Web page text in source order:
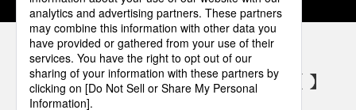
パナソニックの電気設備 SNSアカウント